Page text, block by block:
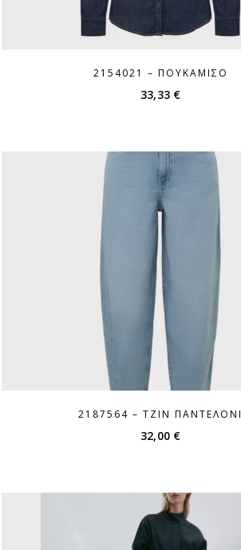
2154021 – ΠΟΥΚΆΜΙΣΟ
33,33 €
2187564 – ΤΖΙΝ ΠΑΝΤΕΛΌΝΙ
32,00 €